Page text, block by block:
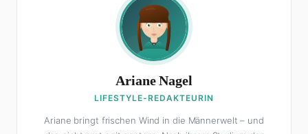
Ariane Nagel
LIFESTYLE-REDAKTEURIN
Ariane bringt frischen Wind in die Männerwelt – und